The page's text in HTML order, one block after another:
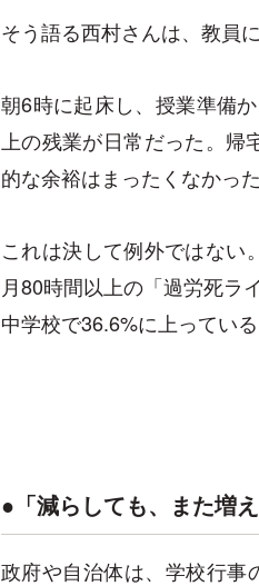
そう語る西村さんは、教員
朝6時に起床し、授業準備
上の残業が日常だった。
的な余裕はまったくなかった
これは決して例外ではない
月80時間以上の「過労死ラ
中学校で36.6%に上ってい
●「減らしても、また増
政府や自治体は、学校行事